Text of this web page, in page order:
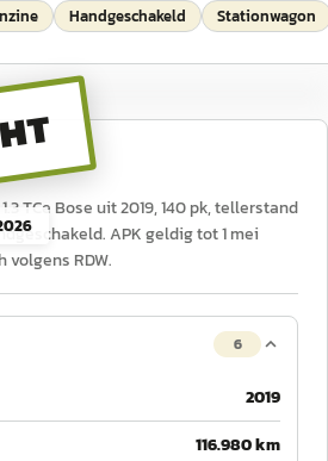
Handgeschakeld Stationwagon
TCe Bose uit 2019, 140 pk, tellerstand
APK geldig tot 1 mei
RDW.
6
2019
116.980 km